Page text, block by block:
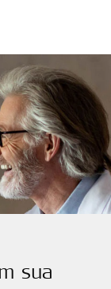
sua